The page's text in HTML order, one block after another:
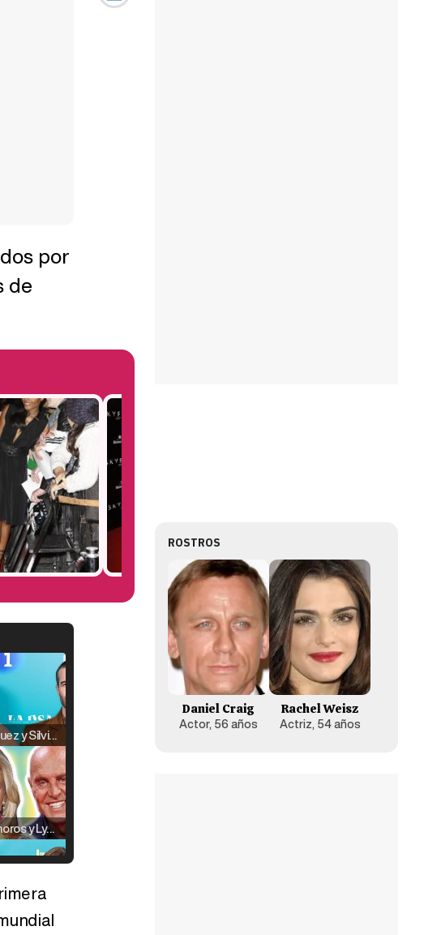
por
de
Raúl Rodríguez y Silvia Taulés nos cuentan su papel en 'La familia de la tele'
Kiko Matamoros y Lydia Lozano: "Nuestro público es de todas las edades y RTVE tiene un público muy pegado a las novelas, al que tenemos que captar"
Carlota Corredera y Javier de Hoyos: "La tele tiene que representar al público también y aquí están todos los perfiles posibles&quo;
ROSTROS
Daniel Craig
Actor, 56 años
Rachel Weisz
Actriz, 54 años